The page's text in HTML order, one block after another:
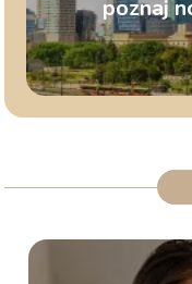
poznaj